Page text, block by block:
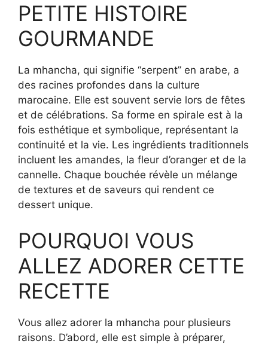
PETITE HISTOIRE
GOURMANDE
La mhancha, qui signifie “serpent” en arabe, a
des racines profondes dans la culture
marocaine. Elle est souvent servie lors de fêtes
et de célébrations. Sa forme en spirale est à la
fois esthétique et symbolique, représentant la
continuité et la vie. Les ingrédients traditionnels
incluent les amandes, la fleur d’oranger et de la
cannelle. Chaque bouchée révèle un mélange
de textures et de saveurs qui rendent ce
dessert unique.
POURQUOI VOUS
ALLEZ ADORER CETTE
RECETTE
Vous allez adorer la mhancha pour plusieurs
raisons. D’abord, elle est simple à préparer,